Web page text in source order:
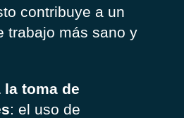
contribuye a un
trabajo más sano y
la toma de
: el uso de